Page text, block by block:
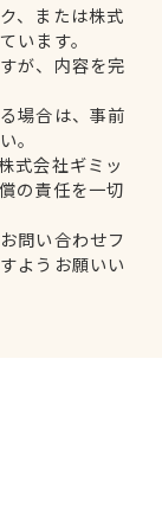
、または株式
います。
が、内容を完
場合は、事前
。
式会社ギミッ
の責任を一切
問い合わせフ
ようお願いい